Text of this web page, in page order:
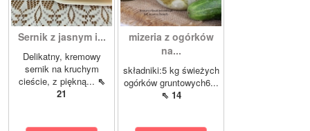
Sernik z jasnym i...
Delikatny, kremowy
sernik na kruchym
cieście, z piękną... ⇖
21
mizeria z ogórków
na...
składniki:5 kg świeżych
ogórków gruntowych6...
⇖ 14